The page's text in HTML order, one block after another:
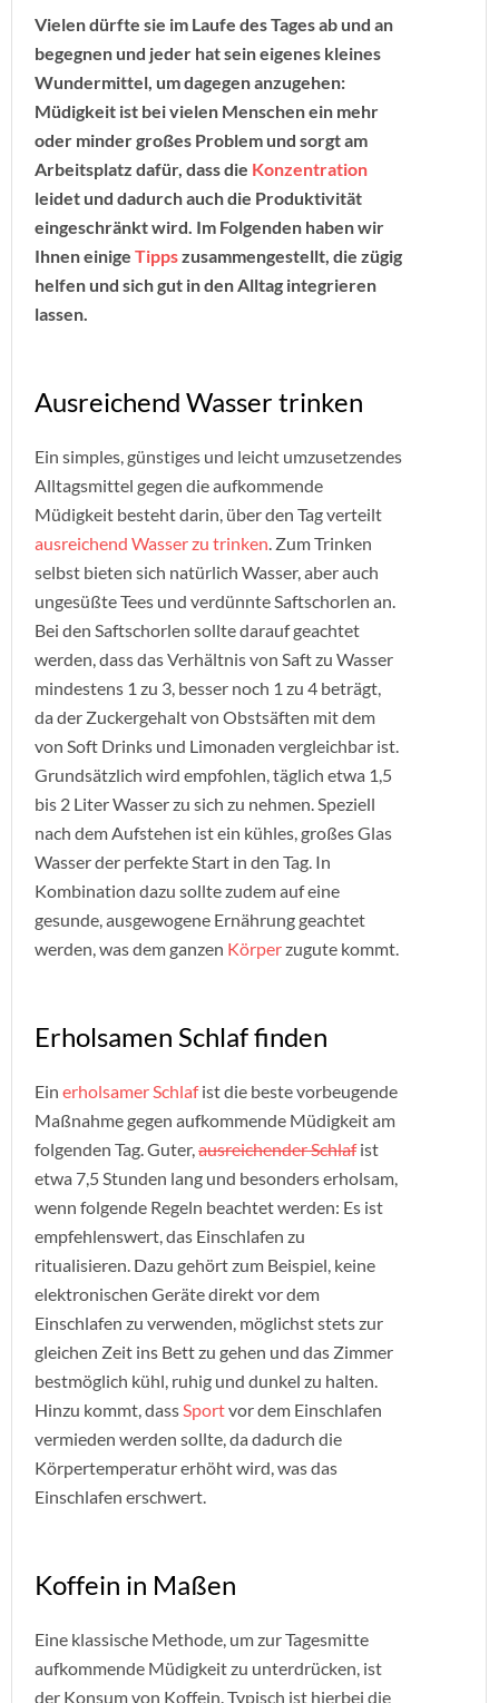
Vielen dürfte sie im Laufe des Tages ab und an
begegnen und jeder hat sein eigenes kleines
Wundermittel, um dagegen anzugehen:
Müdigkeit ist bei vielen Menschen ein mehr
oder minder großes Problem und sorgt am
Arbeitsplatz dafür, dass die Konzentration
leidet und dadurch auch die Produktivität
eingeschränkt wird. Im Folgenden haben wir
Ihnen einige Tippszusammengestellt, die zügig
helfen und sich gut in den Alltag integrieren
lassen.
Ausreichend Wasser trinken
Ein simples, günstiges und leicht umzusetzendes
Alltagsmittel gegen die aufkommende
Müdigkeit besteht darin, über den Tag verteilt
ausreichend Wasser zu trinken . Zum Trinken
selbst bieten sich natürlich Wasser, aber auch
ungesüßte Tees und verdünnte Saftschorlen an.
Bei den Saftschorlen sollte darauf geachtet
werden, dass das Verhältnis von Saft zu Wasser
mindestens 1 zu 3, besser noch 1 zu 4 beträgt,
da der Zuckergehalt von Obstsäften mit dem
von Soft Drinks und Limonaden vergleichbar ist.
Grundsätzlich wird empfohlen, täglich etwa 1,5
bis 2 Liter Wasser zu sich zu nehmen. Speziell
nach dem Aufstehen ist ein kühles, großes Glas
Wasser der perfekte Start in den Tag. In
Kombination dazu sollte zudem auf eine
gesunde, ausgewogene Ernährung geachtet
werden, was dem ganzen Körperzugute kommt.
Erholsamen Schlaf finden
Ein erholsamer Schlafist die beste vorbeugende
Maßnahme gegen aufkommende Müdigkeit am
folgenden Tag. Guter, ausreichender Schlafist
etwa 7,5 Stunden lang und besonders erholsam,
wenn folgende Regeln beachtet werden: Es ist
empfehlenswert, das Einschlafen zu
ritualisieren. Dazu gehört zum Beispiel, keine
elektronischen Geräte direkt vor dem
Einschlafen zu verwenden, möglichst stets zur
gleichen Zeit ins Bett zu gehen und das Zimmer
bestmöglich kühl, ruhig und dunkel zu halten.
Hinzu kommt, dass Sportvor dem Einschlafen
vermieden werden sollte, da dadurch die
Körpertemperatur erhöht wird, was das
Einschlafen erschwert.
Koffein in Maßen
Eine klassische Methode, um zur Tagesmitte
aufkommende Müdigkeit zu unterdrücken, ist
der Konsum von Koffein. Typisch ist hierbei die